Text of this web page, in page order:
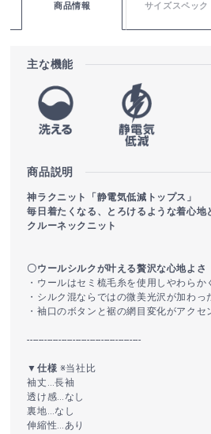
商品情報 サイズスペック
主な機能
商品説明
神ラクニット「静電気低減トップス」
毎日着たくなる、とろけるような着心地
クルーネックニット
〇ウールシルクが叶える贅沢な心地よさ
・ウールはセミ梳毛糸を使用しやわらか
・シルク混ならではの微美光沢が加わっ
・袖口のボタンと裾の網目変化がアクセ
----------------------------------------
▼仕様 ※当社比
袖丈…長袖
透け感…なし
裏地…なし
伸縮性…あり